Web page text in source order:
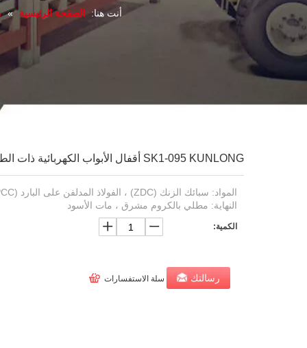
أنت هنا: الصفحة الرئيسية »
SK1-095 KUNLONG أقفال الأبواب الكهربائية ذات الطراز العام
المواد: سبائك الزنك (ZDC) ، الفولاذ المدلفن على البارد (SPCC)
النهاية: مطلي بالكروم مشرق ، مات الأسود
الكمية:
رسالتك سلة الاستفسارات